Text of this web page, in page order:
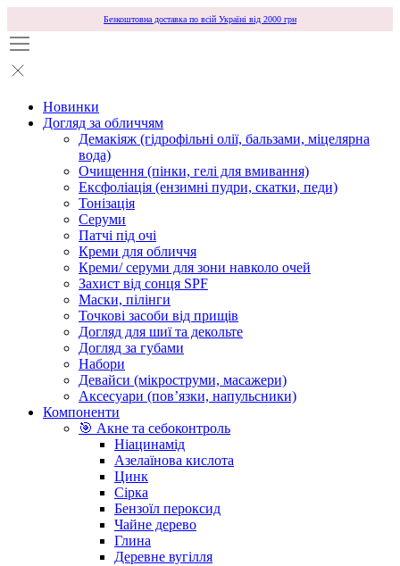
Безкоштовна доставка по всій Україні від 2000 грн
Новинки
Догляд за обличчям
Демакіяж (гідрофільні олії, бальзами, міцелярна
вода)
Очищення (пінки, гелі для вмивання)
Ексфоліація (ензимні пудри, скатки, педи)
Тонізація
Серуми
Патчі під очі
Креми для обличчя
Креми/ серуми для зони навколо очей
Захист від сонця SPF
Маски, пілінги
Точкові засоби від прищів
Догляд для шиї та декольте
Догляд за губами
Набори
Девайси (мікроструми, масажери)
Аксесуари (повʼязки, напульсники)
Компоненти
🎯 Акне та себоконтроль
Ніацинамід
Азелаїнова кислота
Цинк
Сірка
Бензоїл пероксид
Чайне дерево
Глина
Деревне вугілля